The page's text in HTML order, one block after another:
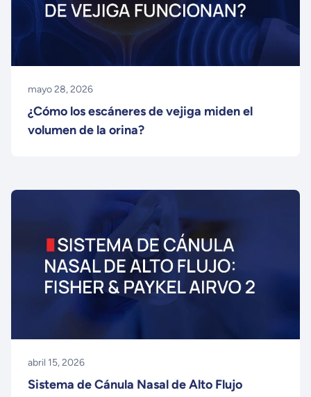
mayo 28, 2026
¿Cómo los escáneres de vejiga miden el
volumen de la orina?
abril 15, 2026
Sistema de Cánula Nasal de Alto Flujo